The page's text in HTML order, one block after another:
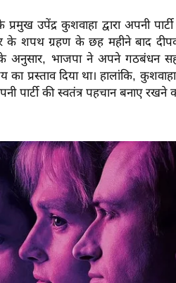
प्रमुख उपेंद्र कुशवाहा द्वारा अपनी
के शपथ ग्रहण के छह महीने बाद
के अनुसार, भाजपा ने अपने गठबंधन
प्रस्ताव दिया था। हालांकि,
पार्टी की स्वतंत्र पहचान बनाए रखने